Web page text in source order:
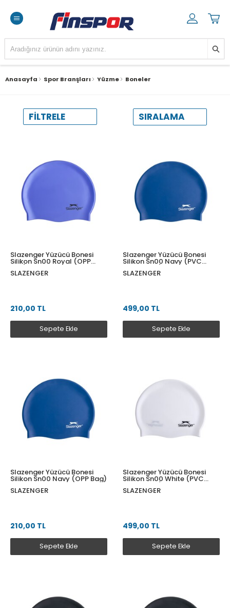
Anasayfa Spor Branşları Yüzme Boneler
FILTRELE SIRALAMA
Slazenger Yüzücü Bonesi
Silikon Sn00 Royal (OPP
Bag)
SLAZENGER
210,00 TL
Sepete Ekle
Slazenger Yüzücü Bonesi
Silikon Sn00 Navy (PVC
Zipper Bag)
SLAZENGER
499,00 TL
Sepete Ekle
Slazenger Yüzücü Bonesi
Silikon Sn00 Navy (OPP Bag)
SLAZENGER
210,00 TL
Sepete Ekle
Slazenger Yüzücü Bonesi
Silikon Sn00 White (PVC
Zipper Bag)
SLAZENGER
499,00 TL
Sepete Ekle